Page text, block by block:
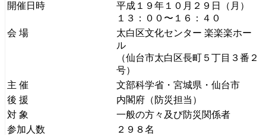
開催日時
平成１９年１０月２９日（月）
１３：００〜１６：４０
会 場
太白区文化センター 楽楽楽ホー
ル
（仙台市太白区長町５丁目３番２
号）
主 催
文部科学省・宮城県・仙台市
後 援
内閣府（防災担当）
対 象
一般の方々及び防災関係者
参加人数
２９８名